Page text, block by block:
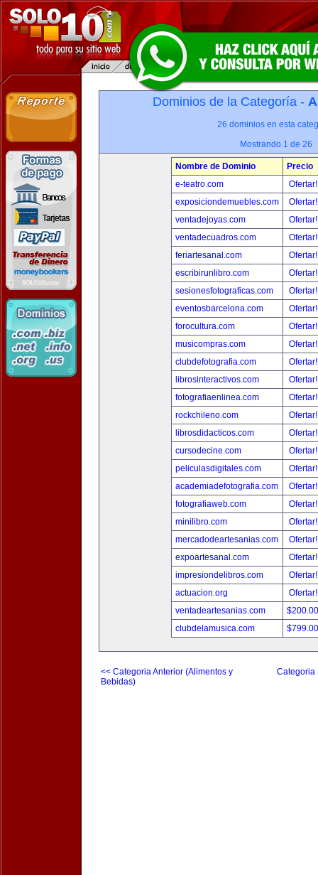
Dominios de la Categoría -
26 dominios en esta
Mostrando 1 de 26
Nombre de Dominio
Precio
e-teatro.com
exposiciondemuebles.com
ventadejoyas.com
ventadecuadros.com
feriartesanal.com
escribirunlibro.com
sesionesfotograficas.com
eventosbarcelona.com
forocultura.com
musicompras.com
clubdefotografia.com
librosinteractivos.com
fotografiaenlinea.com
rockchileno.com
librosdidacticos.com
cursodecine.com
peliculasdigitales.com
academiadefotografia.com
fotografiaweb.com
minilibro.com
mercadodeartesanias.com
expoartesanal.com
impresiondelibros.com
actuacion.org
ventadeartesanias.com
clubdelamusica.com
<< Categoria Anterior (Alimentos y
Bebidas)
Categoria